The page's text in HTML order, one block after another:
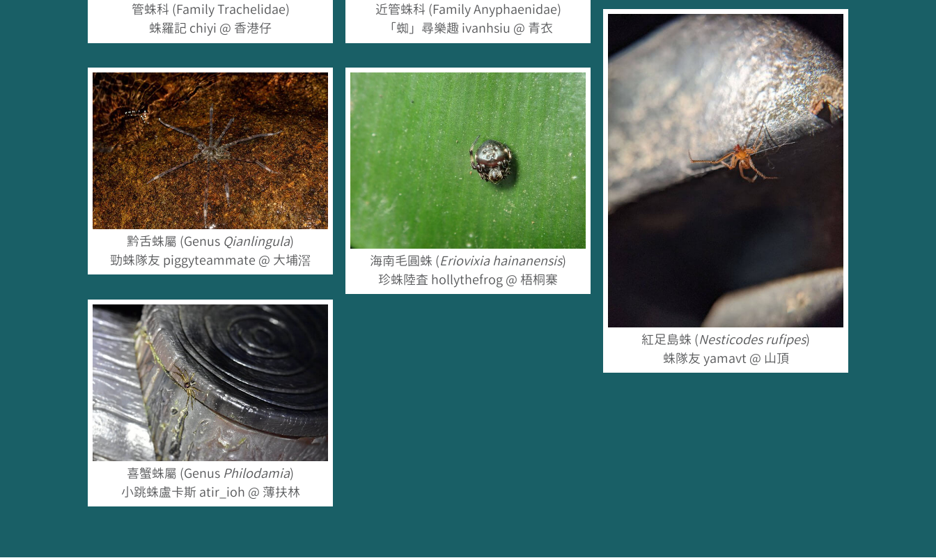
管蛛科 (Family Trachelidae)
蛛羅記 chiyi @ 香港仔
近管蛛科 (Family Anyphaenidae)
「蜘」尋樂趣 ivanhsiu @ 青衣
黔舌蛛屬 (Genus Qianlingula)
勁蛛隊友 piggyteammate @ 大埔滘
海南毛圓蛛 (Eriovixia hainanensis)
珍蛛陸查 hollythefrog @ 梧桐寨
紅足島蛛 (Nesticodes rufipes)
蛛隊友 yamavt @ 山頂
喜蟹蛛屬 (Genus Philodamia)
小跳蛛盧卡斯 atir_ioh @ 薄扶林